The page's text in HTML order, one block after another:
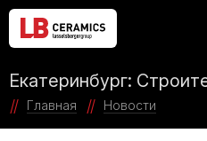
Екатеринбург:
Главная Новости